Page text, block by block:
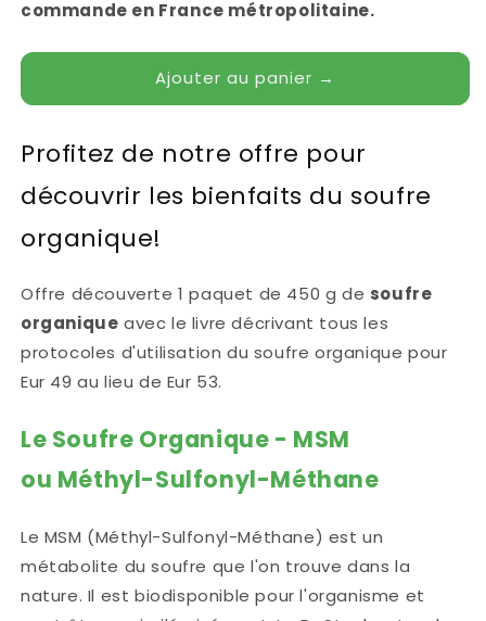
g
Organique
150
pages
g
+
Livre
Organique
150
pages
commande en France métropolitaine.
Ajouter au panier →
Profitez de notre offre pour
découvrir les bienfaits du soufre
organique!
Offre découverte 1 paquet de 450 g de soufre
organique avec le livre décrivant tous les
protocoles d'utilisation du soufre organique pour
Eur 49 au lieu de Eur 53.
Le Soufre Organique - MSM
ou Méthyl-Sulfonyl-Méthane
Le MSM (Méthyl-Sulfonyl-Méthane) est un
métabolite du soufre que l'on trouve dans la
nature. Il est biodisponible pour l'organisme et